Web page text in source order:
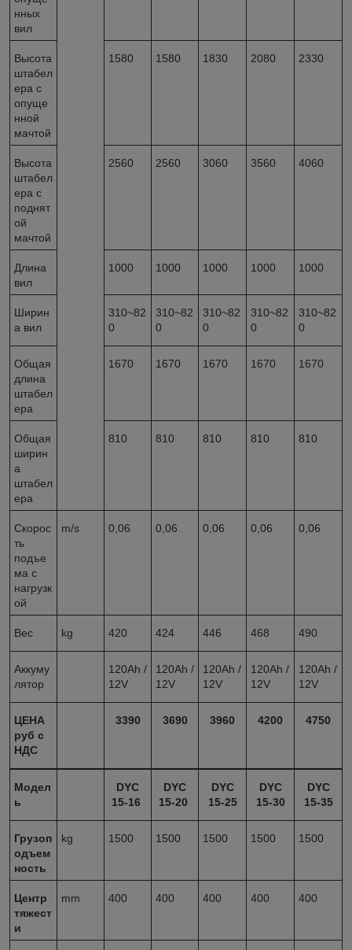
нных
вил
Высота
штабел
ера с
опуще
нной
мачтой
1580 1580 1830 2080 2330
Высота
штабел
ера с
поднят
ой
мачтой
2560 2560 3060 3560 4060
Длина
вил
1000 1000 1000 1000 1000
Ширин
а вил
310~82
0
310~82
0
310~82
0
310~82
0
310~82
0
Общая
длина
штабел
ера
1670 1670 1670 1670 1670
Общая
ширин
а
штабел
ера
810 810 810 810 810
Скорос
ть
подъе
ма с
нагрузк
ой
m/s 0,06 0,06 0,06 0,06 0,06
Вес kg 420 424 446 468 490
Аккуму
лятор
120Ah /
12V
120Ah /
12V
120Ah /
12V
120Ah /
12V
120Ah /
12V
ЦЕНА
руб с
НДС
3390 3690 3960 4200 4750
Модел
ь
DYC
15-16
DYC
15-20
DYC
15-25
DYC
15-30
DYC
15-35
Грузоп
одъем
ность
kg 1500 1500 1500 1500 1500
Центр
тяжест
и
mm 400 400 400 400 400